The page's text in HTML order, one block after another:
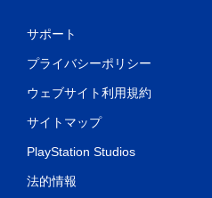
サポート
プライバシーポリシー
ウェブサイト利用規約
サイトマップ
PlayStation Studios
法的情報